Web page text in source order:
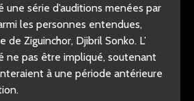
une série d’auditions menées par
les personnes entendues,
de Ziguinchor, Djibril Sonko. L’
ne pas être impliqué, soutenant
à une période antérieure